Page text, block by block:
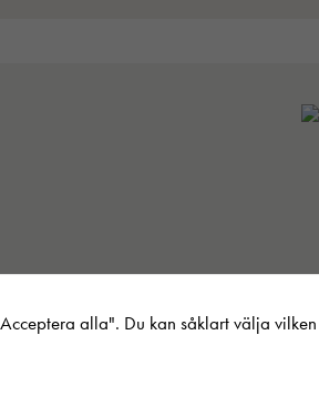
Allt material publicerat på webbplatsen är
alla". Du kan såklart välja